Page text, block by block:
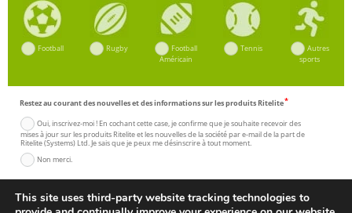
Football Rugby
Football
Américain
Tennis
Autres
sports
Restez au courant des nouvelles et des informations sur les produits Ritelite
Oui, inscrivez-moi ! En cochant cette case, je confirme que je souhaite recevoir des
mises à jour sur les produits Ritelite et les nouvelles de la société par e-mail de la part de
Ritelite (Systems) Ltd. Je sais que je peux me désinscrire à tout moment.
Non merci.
Envoyez le formulaire
This site uses third-party website tracking technologies to